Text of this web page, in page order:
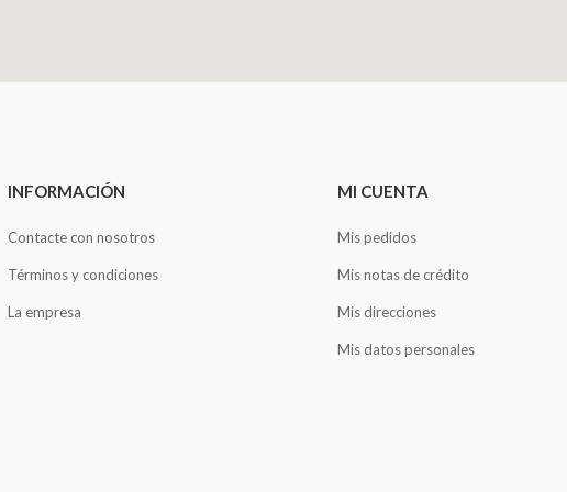
INFORMACIÓN
Contacte con nosotros
Términos y condiciones
La empresa
MI CUENTA
Mis pedidos
Mis notas de crédito
Mis direcciones
Mis datos personales